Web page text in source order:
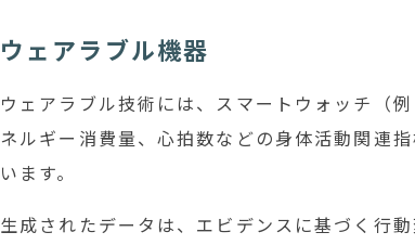
ウェアラブル機器
ウェアラブル技術には、スマートウォッチ
ネルギー消費量、心拍数などの身体活動関連
います。
生成されたデータは、エビデンスに基づく行